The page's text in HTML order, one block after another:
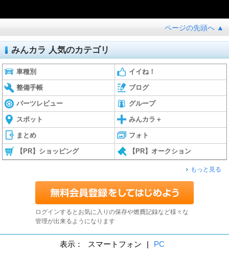
ページの先頭へ ▲
みんカラ 人気のカテゴリ
車種別 イイね！
整備手帳 ブログ
パーツレビュー グループ
スポット みんカラ＋
まとめ フォト
【PR】ショッピング 【PR】オークション
もっと見る
ログインするとお気に入りの保存や燃費記録など様々な
管理が出来るようになります
表示： スマートフォン | PC